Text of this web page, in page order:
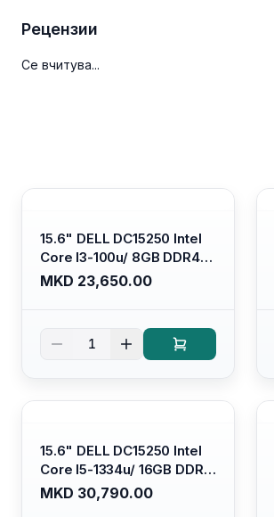
Рецензии
Се вчитува...
15.6" DELL DC15250 Intel
Core I3-100u/ 8GB DDR4/
512GB SSD M.2/ Iris Xe
Graphics/ 120Hz Anti-
Kb/ Platinum Silver/
Ubuntu
MKD 23,650.00
1
15.6" DELL DC15250 Intel
Core I5-1334u/ 16GB DDR4
(1x16gb 2666mhz)/ 512GB
SSD M.2 Nvme/ Intel UHD
MKD 30,790.00